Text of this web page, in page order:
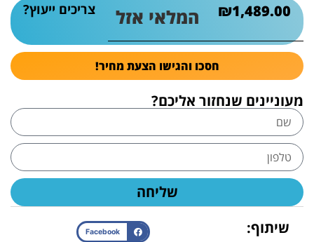
₪1,489.00 המלאי אזל צריכים ייעוץ?
חסכו והגישו הצעת מחיר!
מעוניינים שנחזור אליכם?
שליחה
שיתוף:
Facebook